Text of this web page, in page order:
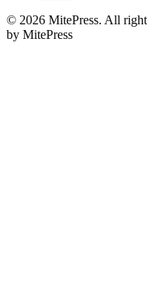
© 2026 MitePress. All
by MitePress